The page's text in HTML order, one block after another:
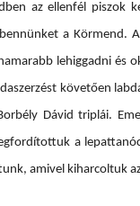
az ellenfél piszok
a Körmend.
lehiggadni és
követően
Dávid triplái.
a
amivel kiharcoltuk